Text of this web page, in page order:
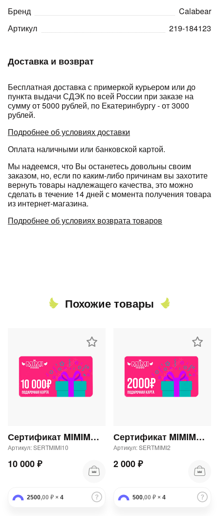
Доставка и возврат
Бесплатная доставка с примеркой курьером или до
пункта выдачи СДЭК по всей России при заказе на
сумму от 5000 рублей, по Екатеринбургу - от 3000
рублей.
Подробнее об условиях доставки
Оплата наличными или банковской картой.
Мы надеемся, что Вы останетесь довольны своим
заказом, но, если по каким-либо причинам вы захотите
вернуть товары надлежащего качества, это можно
сделать в течение 14 дней с момента получения товара
из интернет-магазина.
Подробнее об условиях возврата товаров
Бренд
Calabear
Артикул
219-184123
Похожие товары
Сертификат MIMIMODA 10000 р.
Артикул: SERTMIMI10
10 000 ₽
2500,00 ₽ × 4
Сертификат MIMIMODA 2000 р.
Артикул: SERTMIMI2
2 000 ₽
500,00 ₽ × 4
по25%каждые 2 недели
об оплате Плайтом
раз в 2
недели
раз в 2 недели
8 800 302-02-51
plait.ru